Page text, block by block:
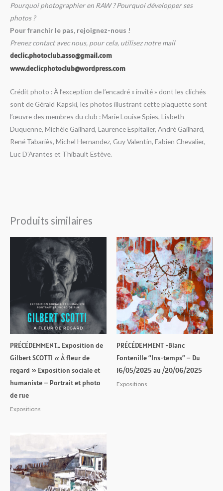
Pourquoi photographier en RAW ? Pourquoi développer ses
photos ?
Pour franchir le pas, rejoignez-nous !
Prenez contact avec nous, pour cela, utilisez notre mail
declic.photoclub.asso@gmail.com
www.declicphotoclub@wordpress.com
Crédit photo : À l’exception de l’encadré « invité » dont les clichés
sont de Gérald Kapski, les photos illustrant cette plaquette sont
l’œuvre des membres du club : Marie Louise Spies, Lisbeth
Duquenne, Michèle Gailhard, Laurence Espitalier, André Gailhard,
René Tabariès, Michel Hernandez, Guy Valentin, Fabien Chevalier,
Luc D’Arantes et Thibault Estève.
Produits similaires
PRÉCÉDEMMENT… Exposition de
Gilbert SCOTTI « À fleur de
regard » Exposition sociale et
humaniste – Portrait et photo
de rue
Expositions
PRÉCÉDEMMENT -Blanc
Fontenille “Ins-temps” – Du
16/05/2025 au /20/06/2025
Expositions